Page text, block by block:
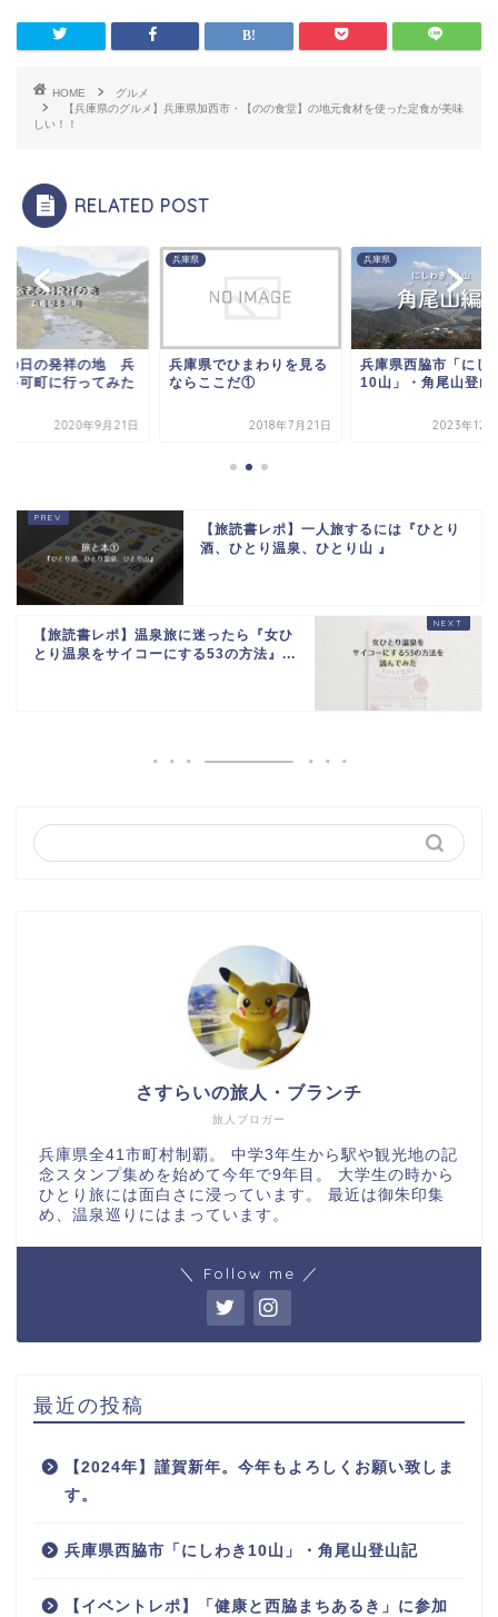
HOME
グルメ
【兵庫県のグルメ】兵庫県加西市・【のの食堂】の地元食材を使った定食が美味
しい！！
RELATED POST
県でひまわりを見る
ここだ①
2018年7月21日
兵庫県
兵庫県西脇市「にしわき
10山」・角尾山登山記
2023年12月10日
兵庫県
敬老の日の発祥の
庫県多可町に行って
2020年9
【旅読書レポ】一人旅するには『ひとり
酒、ひとり温泉、ひとり山 』
【旅読書レポ】温泉旅に迷ったら『女ひ
とり温泉をサイコーにする53の方法』...
旅人ブロガー
さすらいの旅人・ブランチ
兵庫県全41市町村制覇。 中学3年生から駅や観光地の記
念スタンプ集めを始めて今年で9年目。 大学生の時から
ひとり旅には面白さに浸っています。 最近は御朱印集
め、温泉巡りにはまっています。
＼ Follow me ／
最近の投稿
【2024年】謹賀新年。今年もよろしくお願い致しま
す。
兵庫県西脇市「にしわき10山」・角尾山登山記
【イベントレポ】「健康と西脇まちあるき」に参加